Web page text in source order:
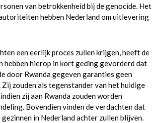
van betrokkenheid bij de genocide. Het
hebben Nederland om uitlevering
een eerlijk proces zullen krijgen, heeft de
hebben hierop in kort geding gevorderd dat
door Rwanda gegeven garanties geen
zouden als tegenstander van het huidige
zij aan Rwanda zouden worden
Bovendien vinden de verdachten dat
in Nederland achter zullen blijven.